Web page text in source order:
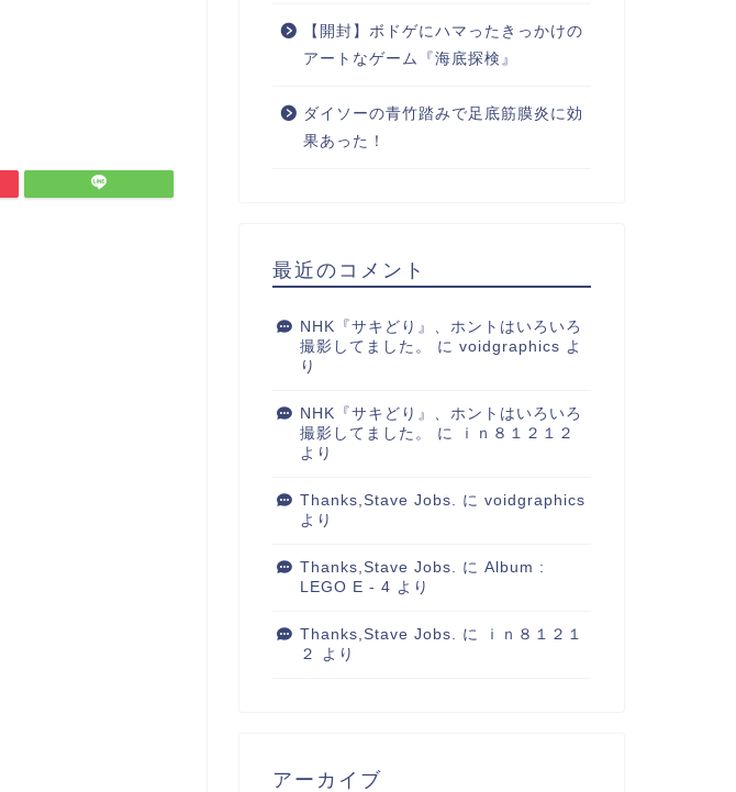
【開封】ボドゲにハマったきっかけの
アートなゲーム『海底探検』
ダイソーの青竹踏みで足底筋膜炎に効
果あった！
最近のコメント
NHK『サキどり』、ホントはいろいろ
撮影してました。
に voidgraphics よ
り
NHK『サキどり』、ホントはいろいろ
撮影してました。
に
ｉｎ８１２１２
より
Thanks,Stave Jobs. に voidgraphics
より
Thanks,Stave Jobs. に Album :
LEGO E - 4 より
Thanks,Stave Jobs. に
ｉｎ８１２１
２
より
アーカイブ